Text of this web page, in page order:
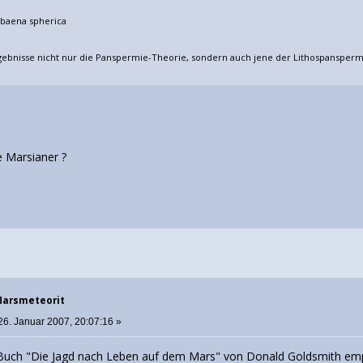
spherica
nicht nur die Panspermie-Theorie, sondern auch jene der
Marsianer ?
Januar 2007, 20:07:16 »
"Die Jagd nach Leben auf dem Mars" von Donald Goldsmith